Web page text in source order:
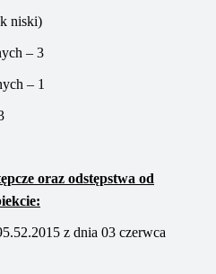
niski)
– 3
– 1
oraz odstępstwa od
z dnia 03 czerwca